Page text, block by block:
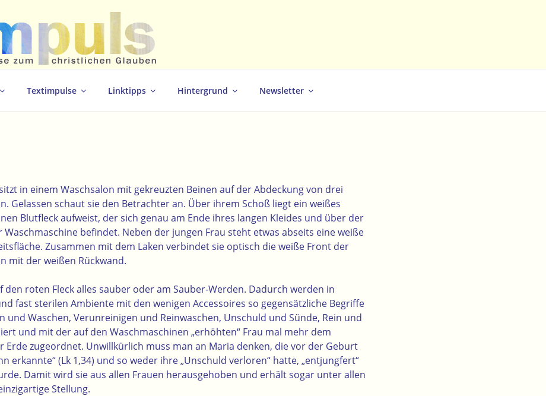
Textimpulse Linktipps Hintergrund Newsletter
in einem Waschsalon mit gekreuzten Beinen auf der Abdeckung von drei
Gelassen schaut sie den Betrachter an. Über ihrem Schoß liegt ein weißes
Blutfleck aufweist, der sich genau am Ende ihres langen Kleides und über der
Waschmaschine befindet. Neben der jungen Frau steht etwas abseits eine weiße
Zusammen mit dem Laken verbindet sie optisch die weiße Front der
mit der weißen Rückwand.
den roten Fleck alles sauber oder am Sauber-Werden. Dadurch werden in
fast sterilen Ambiente mit den wenigen Accessoires so gegensätzliche Begriffe
und Waschen, Verunreinigen und Reinwaschen, Unschuld und Sünde, Rein und
und mit der auf den Waschmaschinen „erhöhten“ Frau mal mehr dem
Erde zugeordnet. Unwillkürlich muss man an Maria denken, die vor der Geburt
erkannte“ (Lk 1,34) und so weder ihre „Unschuld verloren“ hatte, „entjungfert“
Damit wird sie aus allen Frauen herausgehoben und erhält sogar unter allen
Stellung.